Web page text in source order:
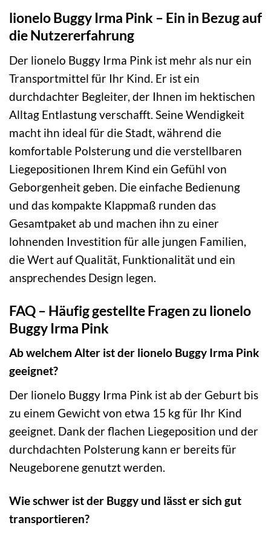
lionelo Buggy Irma Pink – Ein in Bezug auf
die Nutzererfahrung
Der lionelo Buggy Irma Pink ist mehr als nur ein
Transportmittel für Ihr Kind. Er ist ein
durchdachter Begleiter, der Ihnen im hektischen
Alltag Entlastung verschafft. Seine Wendigkeit
macht ihn ideal für die Stadt, während die
komfortable Polsterung und die verstellbaren
Liegepositionen Ihrem Kind ein Gefühl von
Geborgenheit geben. Die einfache Bedienung
und das kompakte Klappmaß runden das
Gesamtpaket ab und machen ihn zu einer
lohnenden Investition für alle jungen Familien,
die Wert auf Qualität, Funktionalität und ein
ansprechendes Design legen.
FAQ – Häufig gestellte Fragen zu lionelo
Buggy Irma Pink
Ab welchem Alter ist der lionelo Buggy Irma Pink
geeignet?
Der lionelo Buggy Irma Pink ist ab der Geburt bis
zu einem Gewicht von etwa 15 kg für Ihr Kind
geeignet. Dank der flachen Liegeposition und der
durchdachten Polsterung kann er bereits für
Neugeborene genutzt werden.
Wie schwer ist der Buggy und lässt er sich gut
transportieren?